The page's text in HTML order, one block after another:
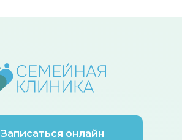
Записаться онлайн